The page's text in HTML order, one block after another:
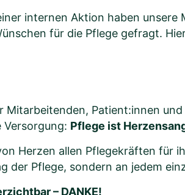
internen Aktion haben
für die Pflege gefragt.
Mitarbeitenden, Patient:innen
Versorgung: Pflege ist
Herzen allen Pflegekräften für
der Pflege, sondern an jedem
– DANKE!